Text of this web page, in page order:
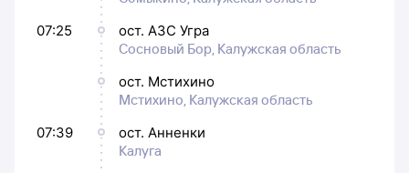
07:25
ост. АЗС Угра
Сосновый Бор, Калужская область
ост. Мстихино
Мстихино, Калужская область
07:39
ост. Анненки
Калуга